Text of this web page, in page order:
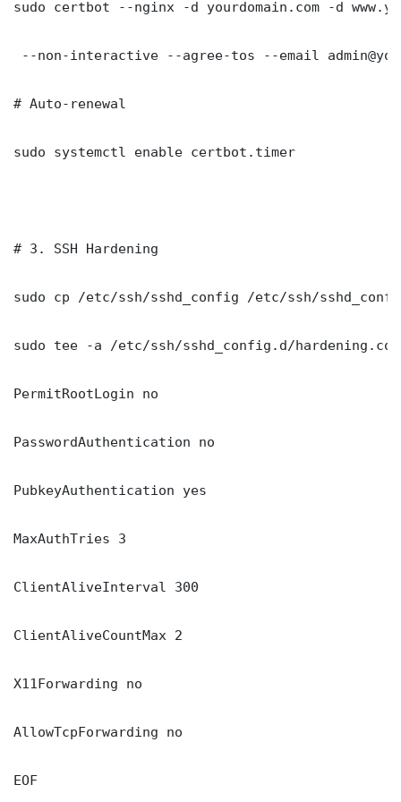
sudo certbot --nginx -d yourdomain.com -d
--non-interactive --agree-tos --email
# Auto-renewal
sudo systemctl enable certbot.timer
# 3. SSH Hardening
sudo cp /etc/ssh/sshd_config /etc/ssh/
sudo tee -a /etc/ssh/sshd_config.d/
PermitRootLogin no
PasswordAuthentication no
PubkeyAuthentication yes
MaxAuthTries 3
ClientAliveInterval 300
ClientAliveCountMax 2
X11Forwarding no
AllowTcpForwarding no
EOF